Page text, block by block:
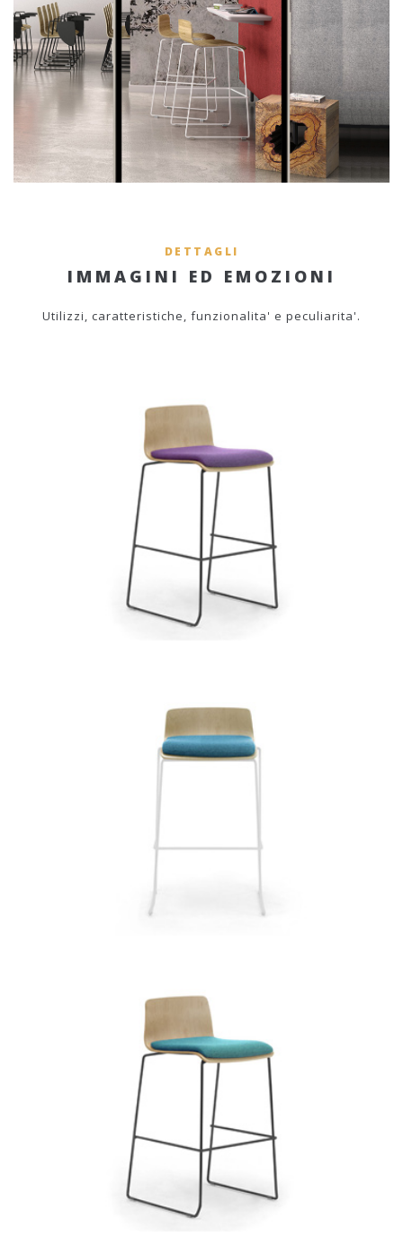
DETTAGLI
IMMAGINI ED EMOZIONI
Utilizzi, caratteristiche, funzionalita' e peculiarita'.